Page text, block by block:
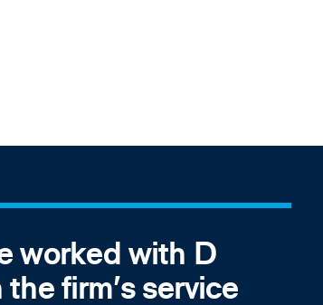
to light the
a legal team on